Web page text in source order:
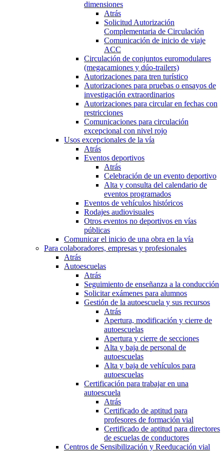
dimensiones
Atrás
Solicitud Autorización
Complementaria de Circulación
Comunicación de inicio de viaje
ACC
Circulación de conjuntos euromodulares
(megacamiones y dúo-trailers)
Autorizaciones para tren turístico
Autorizaciones para pruebas o ensayos de
investigación extraordinarios
Autorizaciones para circular en fechas con
restricciones
Comunicaciones para circulación
excepcional con nivel rojo
Usos excepcionales de la vía
Atrás
Eventos deportivos
Atrás
Celebración de un evento deportivo
Alta y consulta del calendario de
eventos programados
Eventos de vehículos históricos
Rodajes audiovisuales
Otros eventos no deportivos en vías
públicas
Comunicar el inicio de una obra en la vía
Para colaboradores, empresas y profesionales
Atrás
Autoescuelas
Atrás
Seguimiento de enseñanza a la conducción
Solicitar exámenes para alumnos
Gestión de la autoescuela y sus recursos
Atrás
Apertura, modificación y cierre de
autoescuelas
Apertura y cierre de secciones
Alta y baja de personal de
autoescuelas
Alta y baja de vehículos para
autoescuelas
Certificación para trabajar en una
autoescuela
Atrás
Certificado de aptitud para
profesores de formación vial
Certificado de aptitud para directores
de escuelas de conductores
Centros de Sensibilización y Reeducación vial